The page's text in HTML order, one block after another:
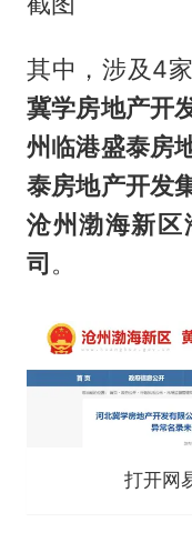
其中，涉及4
冀学房地产开
州临港盛泰房
泰房地产开发
沧州渤海新区
司 。
打开网